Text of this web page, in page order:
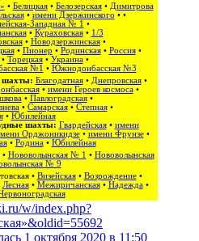
• Белицкая• Белозерская• Димитрова
• имени Дзержинского • •
Западная № 1 •
• Кураховская• 1/3
• Новодзержинская•
• Пионер • Родинская• Россия•
Торецкая• Украина•
№1 • Южнодонбасская №3
шахты: Благодатная• Днепровская•
• имени Героев космоса•
• Павлоградская•
• Самарская• Степная•
• Юбилейная
шахты: Гвардейская• имени
Орджоникидзе• имени Фрунзе•
• Родина• Юбилейная
• Нововолынская № 1 • Нововолынская
№ 9
• Визейская• Возрождение•
Лесная• Межиричанская• Надежда•
w/index.php?
1 октября 2020 в 11:50